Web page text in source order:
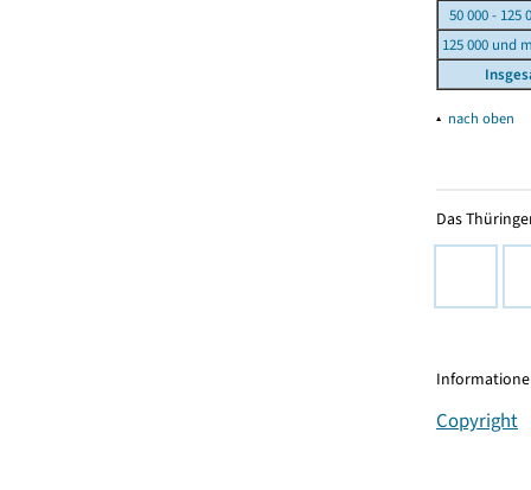
50 000 - 125
125 000 und
▴ nach oben
Das
Copyright